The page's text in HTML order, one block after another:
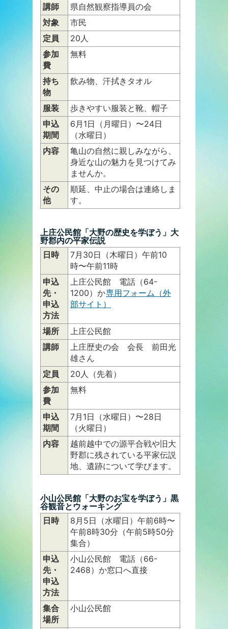
講師
県自然観察指導員の会
対象
市民
定員
20人
参加
費
無料
持ち
物
飲み物、汗拭きタオル
服装
歩きやすい服装と靴、帽子
申込
期間
6月1日（月曜日）〜24日
（水曜日）
内容
亀山の自然に親しみながら、
身近な山の魅力を見つけてみ
ませんか。
その
他
順延、中止の場合は連絡しま
す。
上庄公民館「大野の歴史を学ぼう」大
野郡内の平家伝説
日時
7月30日（木曜日）午前10
時〜午前11時
申込
先・
申込
方法
上庄公民館 電話（64-
1200）か専用フォーム（外
部サイト）
場所
上庄公民館
講師
上庄歴史の会 会長 前田光
雄さん
定員
20人（先着）
参加
費
無料
申込
期間
7月1日（水曜日）〜28日
（火曜日）
内容
越前越中での源平合戦や旧大
野郡に残されている平家伝説
地、遺跡について学びます。
小山公民館「大野のお宝を学ぼう」黒
谷観音とウォーキング
日時
8月5日（水曜日）午前6時〜
午前8時30分（午前5時50分
集合）
申込
先・
申込
方法
小山公民館 電話（66-
2468）か窓口へ直接
集合
場所
小山公民館